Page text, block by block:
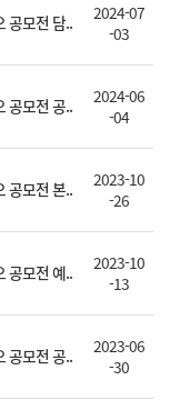
공모전 담..
2024-07
-03
공모전 공..
2024-06
-04
공모전 본..
2023-10
-26
공모전 예..
2023-10
-13
공모전 공..
2023-06
-30